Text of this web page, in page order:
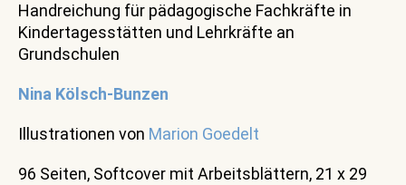
Handreichung für pädagogische Fachkräfte in
Kindertagesstätten und Lehrkräfte an
Grundschulen
Nina Kölsch-Bunzen
Illustrationen von Marion Goedelt
96 Seiten, Softcover mit Arbeitsblättern, 21 x 29